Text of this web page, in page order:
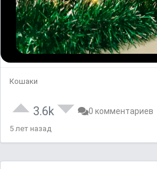
Кошаки
3.6k 0 комментариев
5 лет назад